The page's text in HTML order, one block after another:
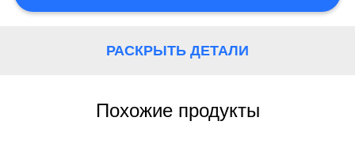
СПРОСИТЕ
РАСКРЫТЬ ДЕТАЛИ
Похожие продукты